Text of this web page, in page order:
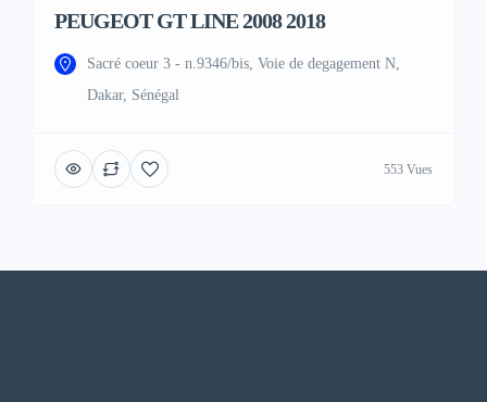
PEUGEOT GT LINE 2008 2018
Sacré coeur 3 - n.9346/bis, Voie de degagement N,
Dakar, Sénégal
553 Vues